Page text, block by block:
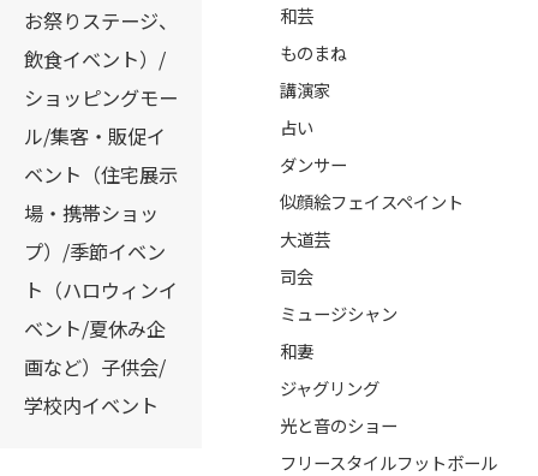
お祭りステージ、
飲食イベント）/
ショッピングモー
ル/集客・販促イ
ベント（住宅展示
場・携帯ショッ
プ）/季節イベン
ト（ハロウィンイ
ベント/夏休み企
画など）子供会/
学校内イベント
和芸
ものまね
講演家
占い
ダンサー
似顔絵フェイスペイント
大道芸
司会
ミュージシャン
和妻
ジャグリング
光と音のショー
フリースタイルフットボール